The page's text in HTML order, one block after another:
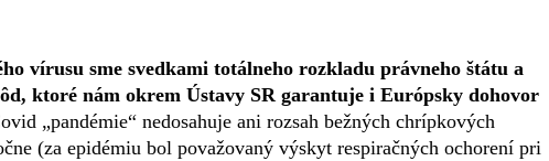
vírusu sme svedkami totálneho rozkladu právneho štátu a
ktoré nám okrem Ústavy SR garantuje i Európsky dohovor
„pandémie“ nedosahuje ani rozsah bežných chrípkových
(za epidémiu bol považovaný výskyt respiračných ochorení pri